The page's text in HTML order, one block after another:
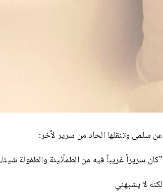
عن سلمى وتنقلها الحاد من سرير لأخر:
"كان سريراً غريباً فيه من الطمأنينة والطفولة شيئا،
لكنه لا يشبهني